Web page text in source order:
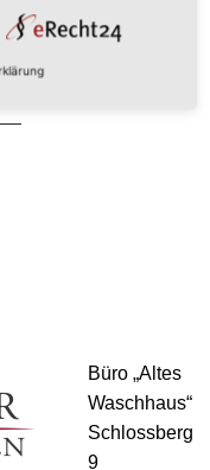
Büro „Altes
Waschhaus“
Schlossberg
9